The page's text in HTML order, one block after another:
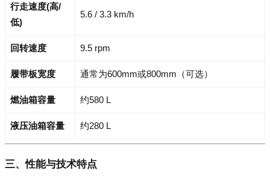
行走速度(高/
低)
5.6 / 3.3 km/h
回转速度 9.5 rpm
履带板宽度 通常为600mm或800mm（可选）
燃油箱容量 约580 L
液压油箱容量 约280 L
三、性能与技术特点